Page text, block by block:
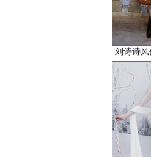
刘诗诗风